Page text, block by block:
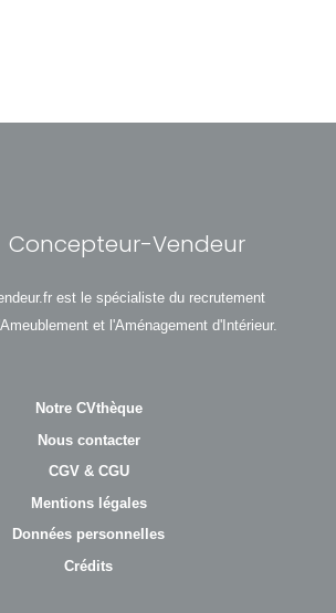
Concepteur-Vendeur
est le spécialiste du recrutement
et l'Aménagement d'Intérieur.
Notre CVthèque
Nous contacter
CGV & CGU
Mentions légales
Données personnelles
Crédits